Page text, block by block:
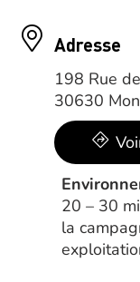
Adresse
198 Rue
30630
20 – 30
la